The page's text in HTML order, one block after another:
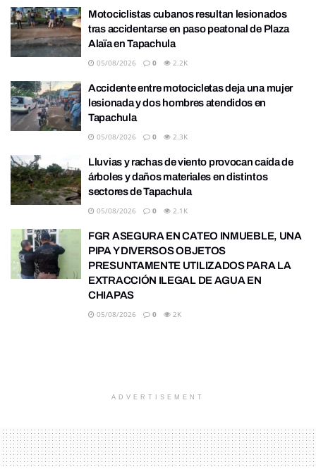
Motociclistas cubanos resultan lesionados
tras accidentarse en paso peatonal de Plaza
Alaïa en Tapachula
05/08/2026 0 2.2K
Accidente entre motocicletas deja una mujer
lesionada y dos hombres atendidos en
Tapachula
05/08/2026 0 2.3K
Lluvias y rachas de viento provocan caída de
árboles y daños materiales en distintos
sectores de Tapachula
05/08/2026 0 2.1K
FGR ASEGURA EN CATEO INMUEBLE, UNA
PIPA Y DIVERSOS OBJETOS
PRESUNTAMENTE UTILIZADOS PARA LA
EXTRACCIÓN ILEGAL DE AGUA EN
CHIAPAS
05/08/2026 0 2K
ADVERTISEMENT